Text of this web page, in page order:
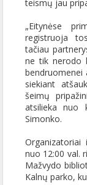
teismų jau
„Eitynėse
registruoja
tačiau
ne tik nerodo
bendruomenei
siekiant
šeimų
atsilieka nuo
Simonko.
nuo 12:00 val.
Mažvydo
Kalnų parko,